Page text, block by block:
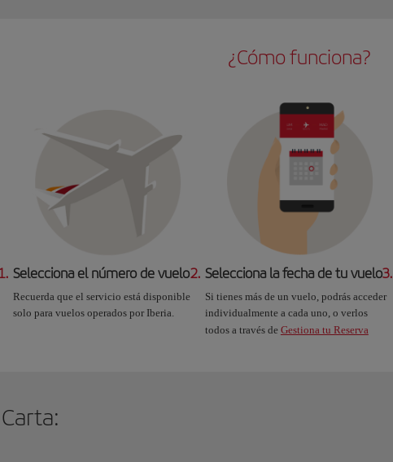
¿Cómo funciona?
Selecciona el número de vuelo
Recuerda que el servicio está disponible
solo para vuelos operados por Iberia.
2. Selecciona la fecha de tu vuelo
Si tienes más de un vuelo, podrás acceder
individualmente a cada uno, o verlos
todos a través de Gestiona tu Reserva
3.